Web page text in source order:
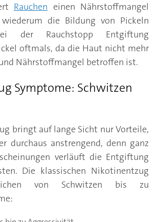
Rauchen einen Nährstoffmangel
die Bildung von Pickeln
der Rauchstopp Entgiftung
oftmals, da die Haut nicht mehr
Nährstoffmangel betroffen ist.
Symptome: Schwitzen
bringt auf lange Sicht nur Vorteile,
durchaus anstrengend, denn ganz
verläuft die Entgiftung
Die klassischen Nikotinentzug
von Schwitzen bis zu